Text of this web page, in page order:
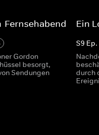
Fernsehabend
Gordon
besorgt,
Sendungen
Ein
S9 Ep.
durch